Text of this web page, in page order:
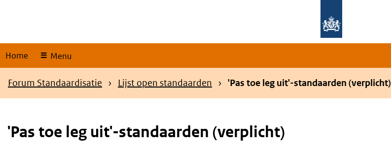
Home Menu
Kruimelpad
Forum Standaardisatie Lijst open standaarden 'Pas toe leg uit'-standaarden (verplicht)
'Pas toe leg uit'-standaarden (verplicht)